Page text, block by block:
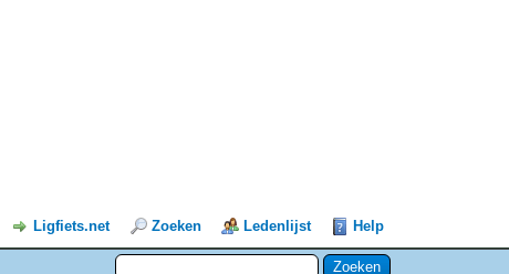
Ligfiets.net Zoeken Ledenlijst Help